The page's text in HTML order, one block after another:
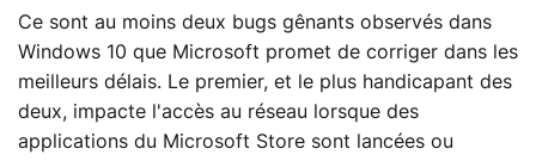
Ce sont au moins deux bugs gênants observés dans
Windows 10 que Microsoft promet de corriger dans les
meilleurs délais. Le premier, et le plus handicapant des
deux, impacte l'accès au réseau lorsque des
applications du Microsoft Store sont lancées ou